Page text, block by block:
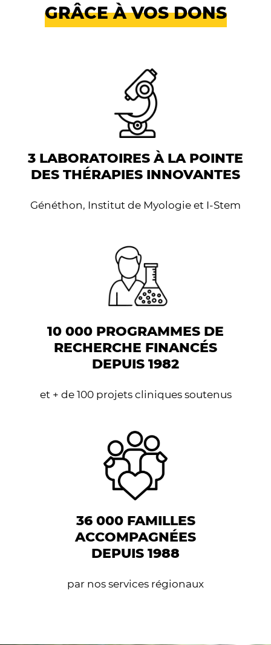
GRÂCE À VOS DONS
3 LABORATOIRES À LA POINTE
DES THÉRAPIES INNOVANTES
Généthon, Institut de Myologie et I-Stem
10 000 PROGRAMMES DE
RECHERCHE FINANCÉS
DEPUIS 1982
et + de 100 projets cliniques soutenus
36 000 FAMILLES
ACCOMPAGNÉES
DEPUIS 1988
par nos services régionaux